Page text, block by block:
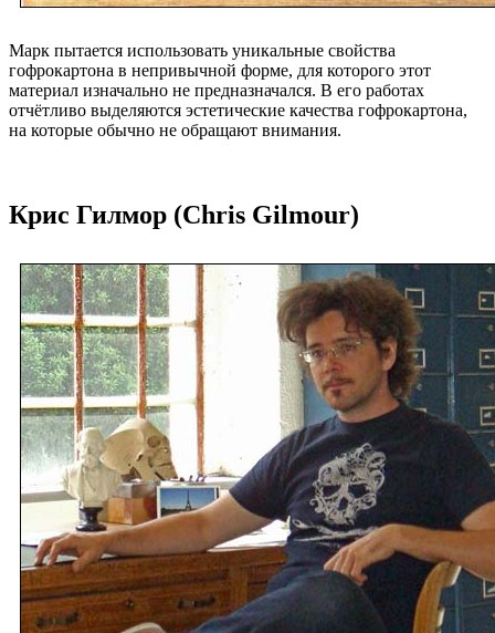
Марк пытается использовать уникальные свойства
гофрокартона в непривычной форме, для которого этот
материал изначально не предназначался. В его работах
отчётливо выделяются эстетические качества гофрокартона,
на которые обычно не обращают внимания.
Крис Гилмор (Chris Gilmour)